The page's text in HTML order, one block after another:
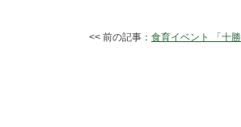
<< 前の記事： 食育イベント 「十